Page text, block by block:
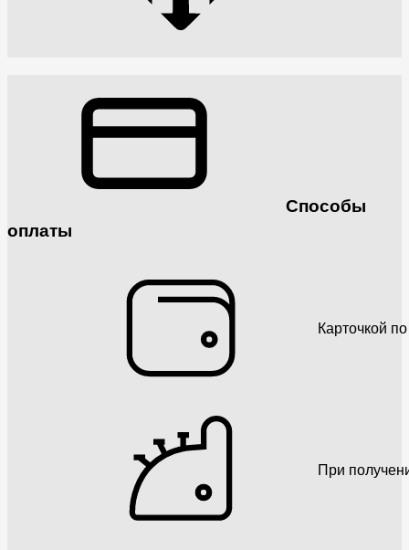
Способы
оплаты
Карточкой
При